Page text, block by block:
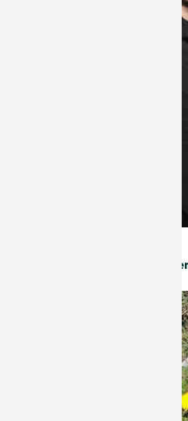
Das „gefüllte Herz“ zum